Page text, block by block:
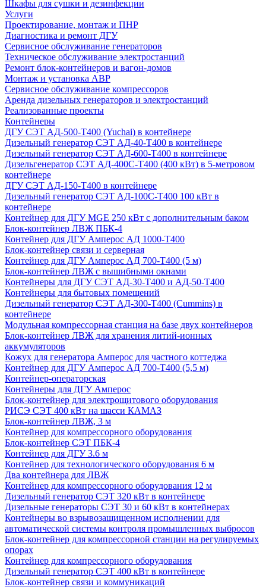
Шкафы для сушки и дезинфекции
Услуги
Проектирование, монтаж и ПНР
Диагностика и ремонт ДГУ
Сервисное обслуживание генераторов
Техническое обслуживание электростанций
Ремонт блок-контейнеров и вагон-домов
Монтаж и установка АВР
Сервисное обслуживание компрессоров
Аренда дизельных генераторов и электростанций
Реализованные проекты
Контейнеры
ДГУ СЭТ АД-500-Т400 (Yuchai) в контейнере
Дизельный генератор СЭТ АД-40-Т400 в контейнере
Дизельный генератор СЭТ АД-600-Т400 в контейнере
Дизельгенератор СЭТ АД-400С-Т400 (400 кВт) в 5-метровом
контейнере
ДГУ СЭТ АД-150-Т400 в контейнере
Дизельный генератор СЭТ АД-100С-Т400 100 кВт в
контейнере
Контейнер для ДГУ MGE 250 кВт с дополнительным баком
Блок-контейнер ЛВЖ ПБК-4
Контейнер для ДГУ Амперос АД 1000-Т400
Блок-контейнер связи и серверная
Контейнер для ДГУ Амперос АД 700-Т400 (5 м)
Блок-контейнер ЛВЖ с вышибными окнами
Контейнеры для ДГУ СЭТ АД-30-Т400 и АД-50-Т400
Контейнеры для бытовых помещений
Дизельный генератор СЭТ АД-300-Т400 (Cummins) в
контейнере
Модульная компрессорная станция на базе двух контейнеров
Блок-контейнер ЛВЖ для хранения литий-ионных
аккумуляторов
Кожух для генератора Амперос для частного коттеджа
Контейнер для ДГУ Амперос АД 700-Т400 (5,5 м)
Контейнер-операторская
Контейнеры для ДГУ Амперос
Блок-контейнер для электрощитового оборудования
РИСЭ СЭТ 400 кВт на шасси КАМАЗ
Блок-контейнер ЛВЖ, 3 м
Контейнер для компрессорного оборудования
Блок-контейнер СЭТ ПБК-4
Контейнер для ДГУ 3.6 м
Контейнер для технологического оборудования 6 м
Два контейнера для ЛВЖ
Контейнер для компрессорного оборудования 12 м
Дизельный генератор СЭТ 320 кВт в контейнере
Дизельные генераторы СЭТ 30 и 60 кВт в контейнерах
Контейнеры во взрывозащищенном исполнении для
автоматической системы контроля промышленных выбросов
Блок-контейнер для компрессорной станции на регулируемых
опорах
Контейнер для компрессорного оборудования
Дизельный генератор СЭТ 400 кВт в контейнере
Блок-контейнер связи и коммуникаций